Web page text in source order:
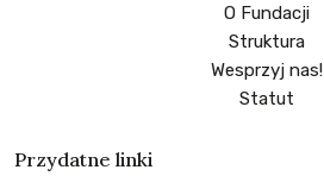
O Fundacji
Struktura
Wesprzyj nas!
Statut
Przydatne linki